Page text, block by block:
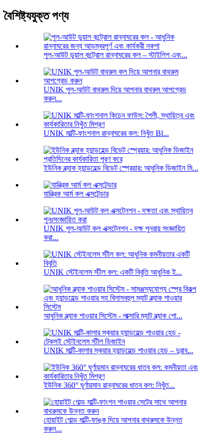
বৈশিষ্ট্যযুক্ত পণ্য
পুল-আউট ডুয়াল কন্ট্রোল রান্নাঘরের কল – স্টাইলিশ এবং...
UNIK পুল-আউট বাথরুম দিয়ে আপনার বাথরুম আপগ্রেড
করুন...
UNIK মাল্টি-ফাংশনাল রান্নাঘরের কল: নিখুঁত Bl...
ইউনিক ব্ল্যাক হ্যান্ডহেল্ড বিডেট স্প্রেয়ার: আধুনিক ডিজাইন মি...
যান্ত্রিক আর্ম কল এক্সটেন্ডার
UNIK পুল-আউট কল এক্সটেনশন - দক্ষ পুনরায় সংজ্ঞায়িত
করা...
UNIK স্টেইনলেস স্টীল কল: একটি বিবৃতি আধুনিক ই...
আধুনিক ব্ল্যাক শাওয়ার সিস্টেম - লাক্সারি ম্যাট ব্ল্যাক শো...
UNIK মাল্টি-কালার স্কয়ার হ্যান্ডহেল্ড শাওয়ার হেড – দুরাব...
ইউনিক 360° ঘূর্ণায়মান রান্নাঘরের ধাতব কল: নিখুঁত...
হোয়াইট গোল্ড মাল্টি-ফাঙ্ক দিয়ে আপনার বাথরুমকে উন্নত
করুন...